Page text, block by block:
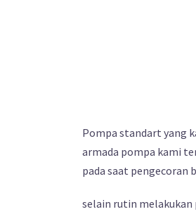
Pompa standart yang
armada pompa kami
pada saat pengecoran
selain rutin melakukan